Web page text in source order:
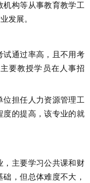
机构等从事教育教学工
发展。
试通过率高，且不用考
要教授学员在人事招
位担任人力资源管理工
度的提高，该专业的就
，主要学习公共课和财
，但总体难度不大，